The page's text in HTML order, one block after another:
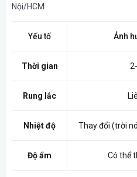
Nội/HCM
Yếu tố Ảnh
Thời gian
Rung lắc
Nhiệt độ Thay đổi (trời
Độ ẩm Có thể